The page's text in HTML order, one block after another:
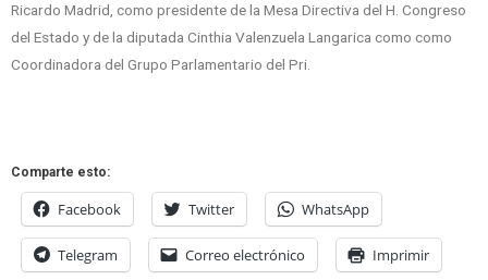
Ricardo Madrid, como presidente de la Mesa Directiva del H. Congreso
del Estado y de la diputada Cinthia Valenzuela Langarica como como
Coordinadora del Grupo Parlamentario del Pri.
Comparte esto:
Facebook Twitter WhatsApp
Telegram Correo electrónico Imprimir